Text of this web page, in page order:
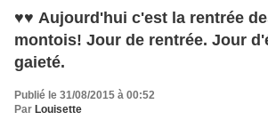
♥♥ Aujourd'hui c'est la rentrée des enfants
montois! Jour de rentrée. Jour
gaieté.
Publié le 31/08/2015 à 00:52
Par Louisette